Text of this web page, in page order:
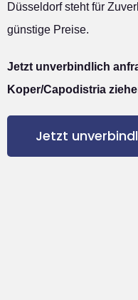
Düsseldorf steht für
günstige Preise.
Jetzt unverbindlich
Koper/Capodistria
Jetzt